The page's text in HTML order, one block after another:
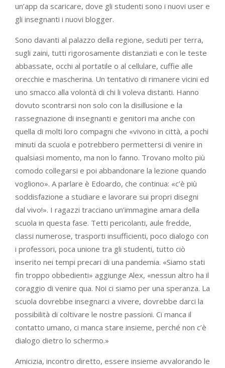
un’app da scaricare, dove gli studenti sono i nuovi user e
gli insegnanti i nuovi blogger.
Sono davanti al palazzo della regione, seduti per terra,
sugli zaini, tutti rigorosamente distanziati e con le teste
abbassate, occhi al portatile o al cellulare, cuffie alle
orecchie e mascherina. Un tentativo di rimanere vicini ed
uno smacco alla volontà di chi li voleva distanti. Hanno
dovuto scontrarsi non solo con la disillusione e la
rassegnazione di insegnanti e genitori ma anche con
quella di molti loro compagni che «vivono in città, a pochi
minuti da scuola e potrebbero permettersi di venire in
qualsiasi momento, ma non lo fanno. Trovano molto più
comodo collegarsi e poi abbandonare la lezione quando
vogliono». A parlare è Edoardo, che continua: «c’è più
soddisfazione a studiare e lavorare sui propri disegni
dal vivo!». I ragazzi tracciano un’immagine amara della
scuola in questa fase. Tetti pericolanti, aule fredde,
classi numerose, trasporti insufficienti, poco dialogo con
i professori, poca unione tra gli studenti, tutto ciò
inserito nei tempi precari di una pandemia. «Siamo stati
fin troppo obbedienti» aggiunge Alex, «nessun altro ha il
coraggio di venire qua. Noi ci siamo per una speranza. La
scuola dovrebbe insegnarci a vivere, dovrebbe darci la
possibilità di coltivare le nostre passioni. Ci manca il
contatto umano, ci manca stare insieme, perché non c’è
dialogo dietro lo schermo.»
Amicizia, incontro diretto, essere insieme avvalorando le